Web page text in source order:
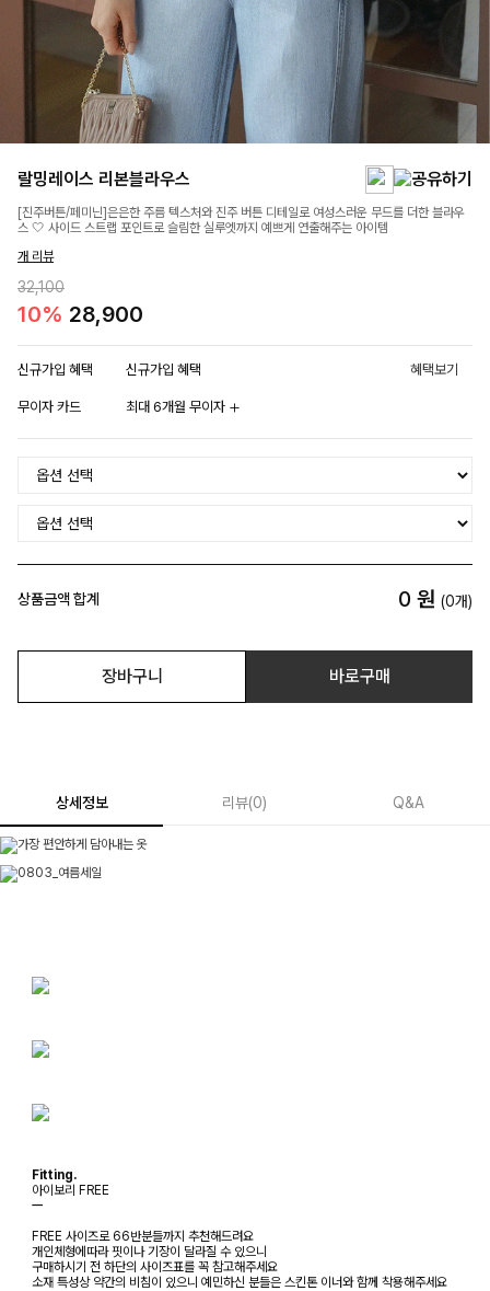
랄밍레이스 리본블라우스
[진주버튼/페미닌]은은한 주름 텍스처와 진주 버튼 디테일로 여성스러운 무드를 더한 블라우
스 🤍 사이드 스트랩 포인트로 슬림한 실루엣까지 예쁘게 연출해주는 아이템
개 리뷰
32,100
10% 28,900
신규가입 혜택 신규가입 혜택 혜택보기
무이자 카드 최대 6개월 무이자
상품금액 합계 0 원 (0개)
장바구니 바로구매
상세정보 리뷰(0) Q&A
Fitting.
아이보리 FREE
ㅡ
FREE 사이즈로 66반분들까지 추천해드려요
개인체형에따라 핏이나 기장이 달라질 수 있으니
구매하시기 전 하단의 사이즈표를 꼭 참고해주세요
소재 특성상 약간의 비침이 있으니 예민하신 분들은 스킨톤 이너와 함께 착용해주세요